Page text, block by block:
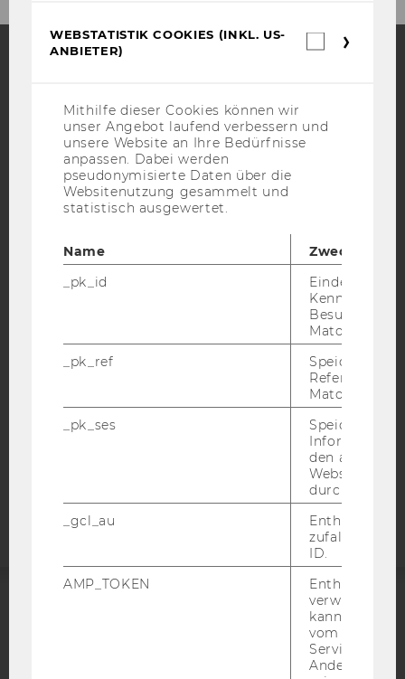
YouTube Newsletter
BARRIEREFREIHEITSERKLÄRUNG WEBSEITE
DATENSCHUTZERKLÄRUNG SOCIAL MEDIA
STUDIENBEWERBER*INNEN UND STUDIERENDE
COOKIE EINSTELLUNGEN
Barrierefreiheitserklärung
WEBSTATISTIK COOKIES (INKL. US-
ANBIETER)
Mithilfe dieser Cookies können wir
unser Angebot laufend verbessern und
unsere Website an Ihre Bedürfnisse
anpassen. Dabei werden
pseudonymisierte Daten über die
Websitenutzung gesammelt und
statistisch ausgewertet.
Name
Zweck
_pk_id
Eindeutige
Besuchers
Matomo.
_pk_ref
Speicherung
Referrers
Matomo.
_pk_ses
Speicherung
den aktuellen
durch
_gcl_au
Enthält eine
ID.
AMP_TOKEN
Enthält ein
verwendet
kann, um
vom AMP-
Service
Andere